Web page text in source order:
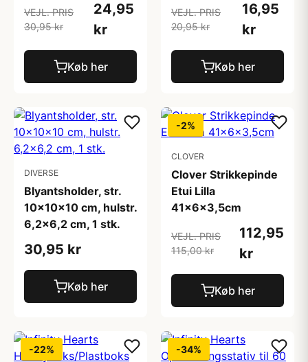
VEJL. PRIS
30,95 kr
24,95
kr
Køb her
VEJL. PRIS
20,95 kr
16,95
kr
Køb her
DIVERSE
Blyantsholder, str.
10x10x10 cm, hulstr.
6,2x6,2 cm, 1 stk.
30,95 kr
Køb her
-2%
CLOVER
Clover Strikkepinde
Etui Lilla
41x6x3,5cm
VEJL. PRIS
115,00 kr
112,95
kr
Køb her
-22% -34%